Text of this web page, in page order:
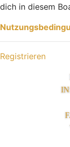
dich in diesem
Registrieren